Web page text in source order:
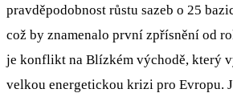
pravděpodobnost růstu sazeb o 25
což by znamenalo první zpřísnění od
je konflikt na Blízkém východě, který
velkou energetickou krizi pro Evropu.